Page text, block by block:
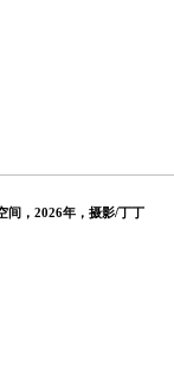
间，2026年，摄影/丁丁